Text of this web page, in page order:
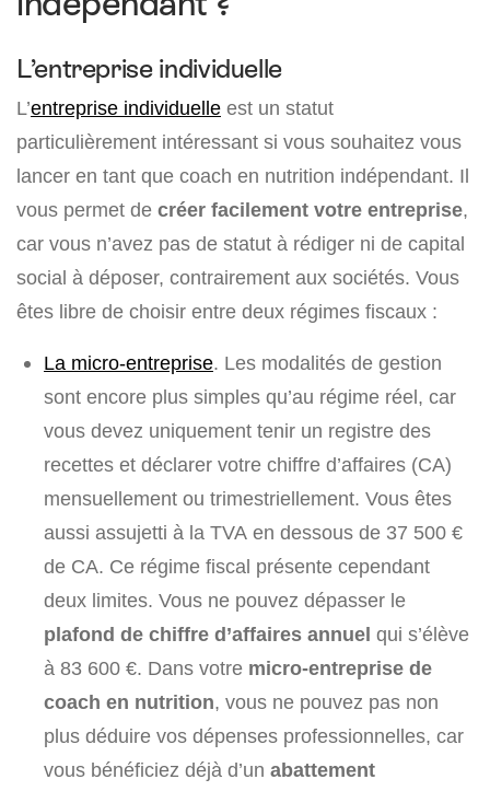
L’entreprise individuelle
L’entreprise individuelle est un statut
particulièrement intéressant si vous souhaitez vous
lancer en tant que coach en nutrition indépendant. Il
vous permet de créer facilement votre entreprise,
car vous n’avez pas de statut à rédiger ni de capital
social à déposer, contrairement aux sociétés. Vous
êtes libre de choisir entre deux régimes fiscaux :
La micro-entreprise. Les modalités de gestion
sont encore plus simples qu’au régime réel, car
vous devez uniquement tenir un registre des
recettes et déclarer votre chiffre d’affaires (CA)
mensuellement ou trimestriellement. Vous êtes
aussi assujetti à la TVA en dessous de 37 500 €
de CA. Ce régime fiscal présente cependant
deux limites. Vous ne pouvez dépasser le
plafond de chiffre d’affaires annuel qui s’élève
à 83 600 €. Dans votre micro-entreprise de
coach en nutrition, vous ne pouvez pas non
plus déduire vos dépenses professionnelles, car
vous bénéficiez déjà d’un abattement